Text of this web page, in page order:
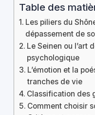
Table des
Les piliers du
dépassement de
Le Seinen ou l’art
psychologique
L’émotion et la
tranches de vie
Classification des
Comment choisir